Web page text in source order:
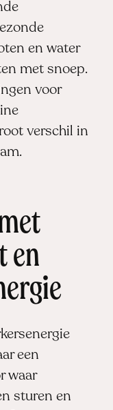
en water
met snoep.
voor
verschil in
en
een
waar
sturen en